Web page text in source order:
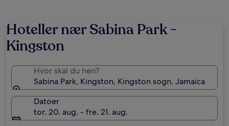
Hoteller nær Sabina Park -
Kingston
Hvor skal du hen?
Sabina Park, Kingston, Kingston sogn, Jamaica
Datoer
tor. 20. aug. - fre. 21. aug.